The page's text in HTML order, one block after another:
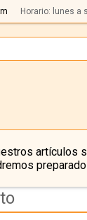
Horario: lunes a
artículos